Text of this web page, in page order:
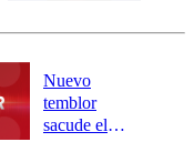
Nuevo
temblor
sacude el